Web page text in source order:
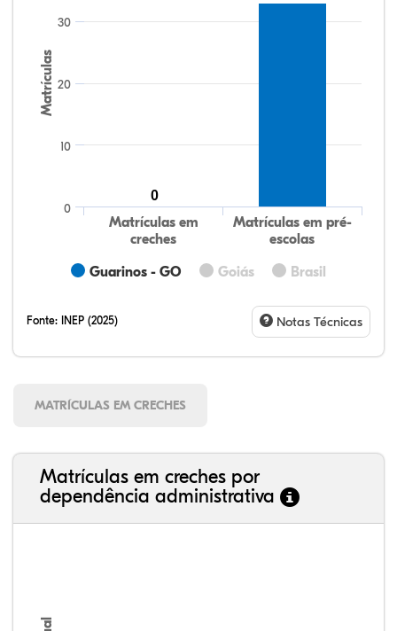
Matrículas
Guarinos - GO Goiás Brasil
Matrículas em
creches
Matrículas em pré-
escolas
0
10
20
30
0
Fonte: INEP (2025) Notas Técnicas
MATRÍCULAS EM CRECHES
Matrículas em creches por
dependência administrativa